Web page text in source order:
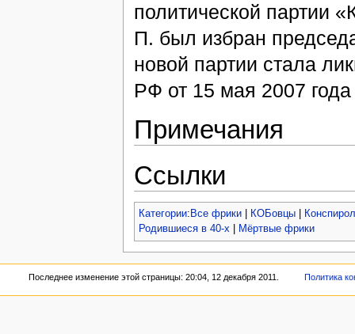
политической партии
П. был избран
новой партии стала
РФ от 15 мая 2007
Примечания
Ссылки
Категории: Все фрики| КОБовцы|
Родившиеся в 40-х| Мёртвые фрики
Последнее изменение этой страницы: 20:04, 12 декабря 2011. Политика